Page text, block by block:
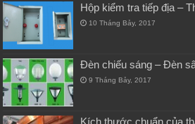
Hộp kiểm tra tiếp địa –
10 Tháng Bảy, 2017
Đèn chiếu sáng – Đèn
9 Tháng Bảy, 2017
Kích thước chuẩn của